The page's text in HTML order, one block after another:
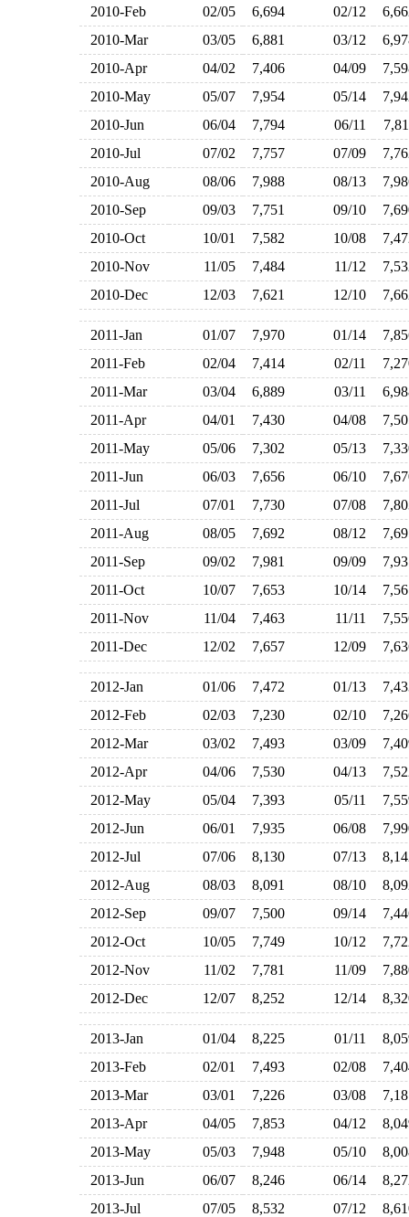
2010-Feb
02/05 6,694 02/12
2010-Mar
03/05 6,881 03/12
2010-Apr
04/02 7,406 04/09
2010-May
05/07 7,954 05/14
2010-Jun
06/04 7,794 06/11
2010-Jul
07/02 7,757 07/09
2010-Aug
08/06 7,988 08/13
2010-Sep
09/03 7,751 09/10
2010-Oct
10/01 7,582 10/08
2010-Nov
11/05 7,484 11/12
2010-Dec
12/03 7,621 12/10
2011-Jan 01/07 7,970 01/14
2011-Feb
02/04 7,414 02/11
2011-Mar
03/04 6,889 03/11
2011-Apr
04/01 7,430 04/08
2011-May
05/06 7,302 05/13
2011-Jun
06/03 7,656 06/10
2011-Jul
07/01 7,730 07/08
2011-Aug
08/05 7,692 08/12
2011-Sep
09/02 7,981 09/09
2011-Oct
10/07 7,653 10/14
2011-Nov
11/04 7,463 11/11
2011-Dec
12/02 7,657 12/09
2012-Jan 01/06 7,472 01/13
2012-Feb
02/03 7,230 02/10
2012-Mar
03/02 7,493 03/09
2012-Apr
04/06 7,530 04/13
2012-May
05/04 7,393 05/11
2012-Jun
06/01 7,935 06/08
2012-Jul
07/06 8,130 07/13
2012-Aug
08/03 8,091 08/10
2012-Sep
09/07 7,500 09/14
2012-Oct
10/05 7,749 10/12
2012-Nov
11/02 7,781 11/09
2012-Dec
12/07 8,252 12/14
2013-Jan 01/04 8,225 01/11
2013-Feb
02/01 7,493 02/08
2013-Mar
03/01 7,226 03/08
2013-Apr
04/05 7,853 04/12
2013-May
05/03 7,948 05/10
2013-Jun
06/07 8,246 06/14
2013-Jul
07/05 8,532 07/12